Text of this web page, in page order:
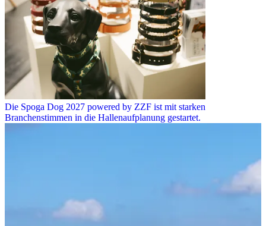
Die Spoga Dog 2027 powered by ZZF ist mit starken
Branchenstimmen in die Hallenaufplanung gestartet.